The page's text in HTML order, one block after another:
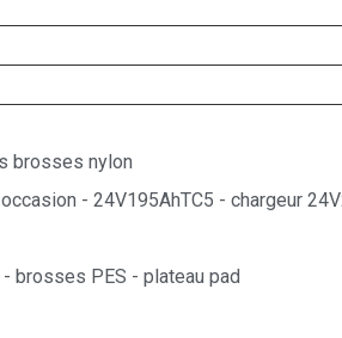
brosses nylon
- 24V195AhTC5 - chargeur
brosses PES - plateau pad